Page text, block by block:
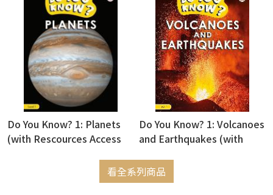
Do You Know? 1: Planets
(with Rescources Access
Do You Know? 1: Volcanoes
and Earthquakes (with
看全系列商品